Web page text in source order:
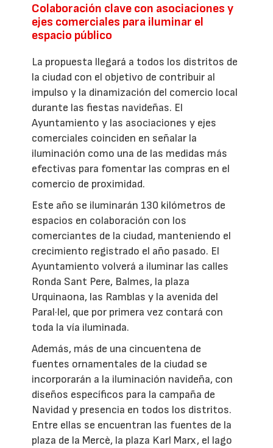
Colaboración clave con asociaciones y
ejes comerciales para iluminar el
espacio público
La propuesta llegará a todos los distritos de
la ciudad con el objetivo de contribuir al
impulso y la dinamización del comercio local
durante las fiestas navideñas. El
Ayuntamiento y las asociaciones y ejes
comerciales coinciden en señalar la
iluminación como una de las medidas más
efectivas para fomentar las compras en el
comercio de proximidad.
Este año se iluminarán 130 kilómetros de
espacios en colaboración con los
comerciantes de la ciudad, manteniendo el
crecimiento registrado el año pasado. El
Ayuntamiento volverá a iluminar las calles
Ronda Sant Pere, Balmes, la plaza
Urquinaona, las Ramblas y la avenida del
Paral·lel, que por primera vez contará con
toda la vía iluminada.
Además, más de una cincuentena de
fuentes ornamentales de la ciudad se
incorporarán a la iluminación navideña, con
diseños específicos para la campaña de
Navidad y presencia en todos los distritos.
Entre ellas se encuentran las fuentes de la
plaza de la Mercè, la plaza Karl Marx, el lago